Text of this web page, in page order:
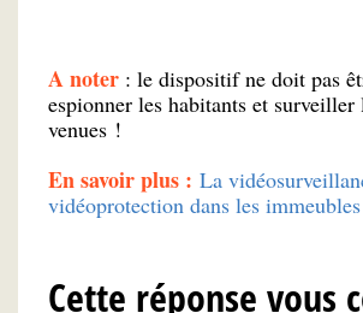
A noter : le dispositif ne doit pas
espionner les habitants et surveiller
venues !
En savoir plus : La
vidéoprotection dans les
Cette réponse vous